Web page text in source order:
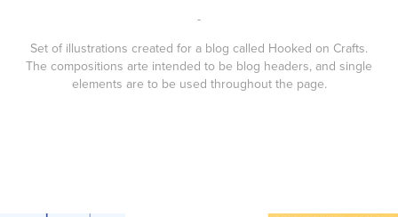
-
Set of illustrations created for a blog called Hooked on Crafts.
The compositions arte intended to be blog headers, and single
elements are to be used throughout the page.